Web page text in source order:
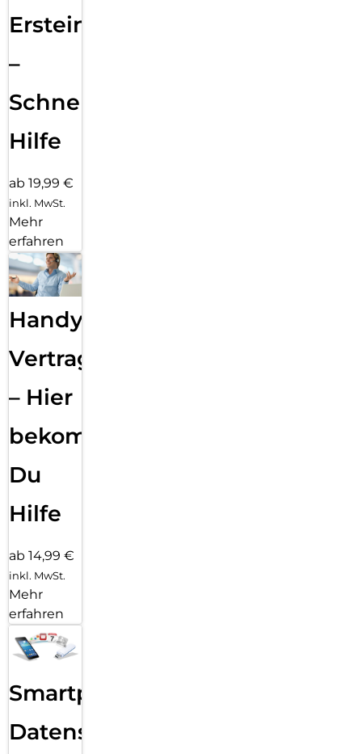
Ersteinrichtung
–
Schnelle
Hilfe
ab 19,99 €
inkl. MwSt.
Mehr
erfahren
Handy
Vertragsabwicklung
– Hier
bekommst
Du
Hilfe
ab 14,99 €
inkl. MwSt.
Mehr
erfahren
Smartphone
Datensicherung